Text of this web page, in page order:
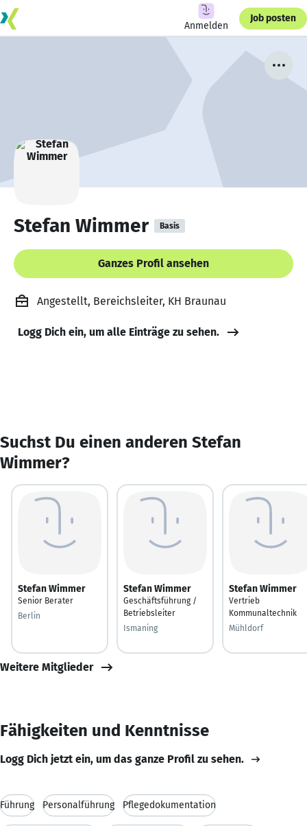
Anmelden
Job posten
Stefan Wimmer Basis
Ganzes Profil ansehen
Angestellt, Bereichsleiter, KH Braunau
Logg Dich ein, um alle Einträge zu sehen.
Suchst Du einen anderen Stefan
Wimmer?
Stefan Wimmer
Senior Berater
Berlin
Stefan Wimmer
Geschäftsführung /
Betriebsleiter
Ismaning
Stefan Wimmer
Vertrieb
Kommunaltechnik
Mühldorf
Weitere Mitglieder
Fähigkeiten und Kenntnisse
Logg Dich jetzt ein, um das ganze Profil zu sehen.
Führung Personalführung Pflegedokumentation